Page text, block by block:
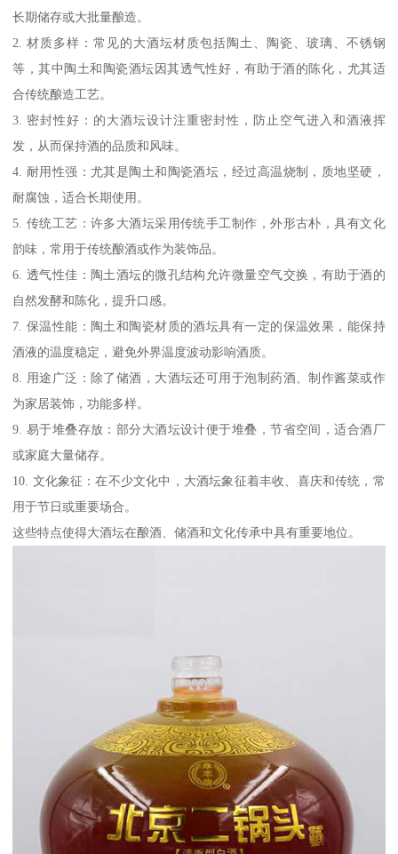
长期储存或大批量酿造。
2. 材质多样：常见的大酒坛材质包括陶土、陶瓷、玻璃、不锈钢
等，其中陶土和陶瓷酒坛因其透气性好，有助于酒的陈化，尤其适
合传统酿造工艺。
3. 密封性好：的大酒坛设计注重密封性，防止空气进入和酒液挥
发，从而保持酒的品质和风味。
4. 耐用性强：尤其是陶土和陶瓷酒坛，经过高温烧制，质地坚硬，
耐腐蚀，适合长期使用。
5. 传统工艺：许多大酒坛采用传统手工制作，外形古朴，具有文化
韵味，常用于传统酿酒或作为装饰品。
6. 透气性佳：陶土酒坛的微孔结构允许微量空气交换，有助于酒的
自然发酵和陈化，提升口感。
7. 保温性能：陶土和陶瓷材质的酒坛具有一定的保温效果，能保持
酒液的温度稳定，避免外界温度波动影响酒质。
8. 用途广泛：除了储酒，大酒坛还可用于泡制药酒、制作酱菜或作
为家居装饰，功能多样。
9. 易于堆叠存放：部分大酒坛设计便于堆叠，节省空间，适合酒厂
或家庭大量储存。
10. 文化象征：在不少文化中，大酒坛象征着丰收、喜庆和传统，常
用于节日或重要场合。
这些特点使得大酒坛在酿酒、储酒和文化传承中具有重要地位。